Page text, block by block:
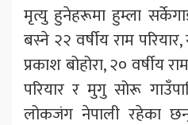
मृत्यु हुनेहरूमा हुम्ला
बस्ने २२ वर्षीय राम
प्रकाश बोहोरा, २० वर्षीय
परियार र मुगु सोरू
लोकजंग नेपाली रहेका